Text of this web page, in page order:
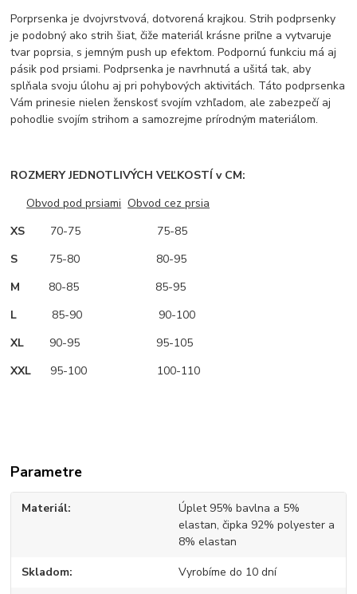
Porprsenka je dvojvrstvová, dotvorená krajkou. Strih podprsenky
je podobný ako strih šiat, čiže materiál krásne priľne a vytvaruje
tvar poprsia, s jemným push up efektom. Podpornú funkciu má aj
pásik pod prsiami. Podprsenka je navrhnutá a ušitá tak, aby
splňala svoju úlohu aj pri pohybových aktivitách. Táto podprsenka
Vám prinesie nielen ženskosť svojím vzhľadom, ale zabezpečí aj
pohodlie svojím strihom a samozrejme prírodným materiálom.
ROZMERY JEDNOTLIVÝCH VEĽKOSTÍ v CM:
Obvod pod prsiami Obvod cez prsia
XS 70-75 75-85
S 75-80 80-95
M 80-85 85-95
L 85-90 90-100
XL 90-95 95-105
XXL 95-100 100-110
Parametre
Materiál
Úplet 95% bavlna a 5%
elastan, čipka 92% polyester a
8% elastan
Skladom Vyrobíme do 10 dní